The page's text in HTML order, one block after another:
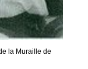
la Muraille de